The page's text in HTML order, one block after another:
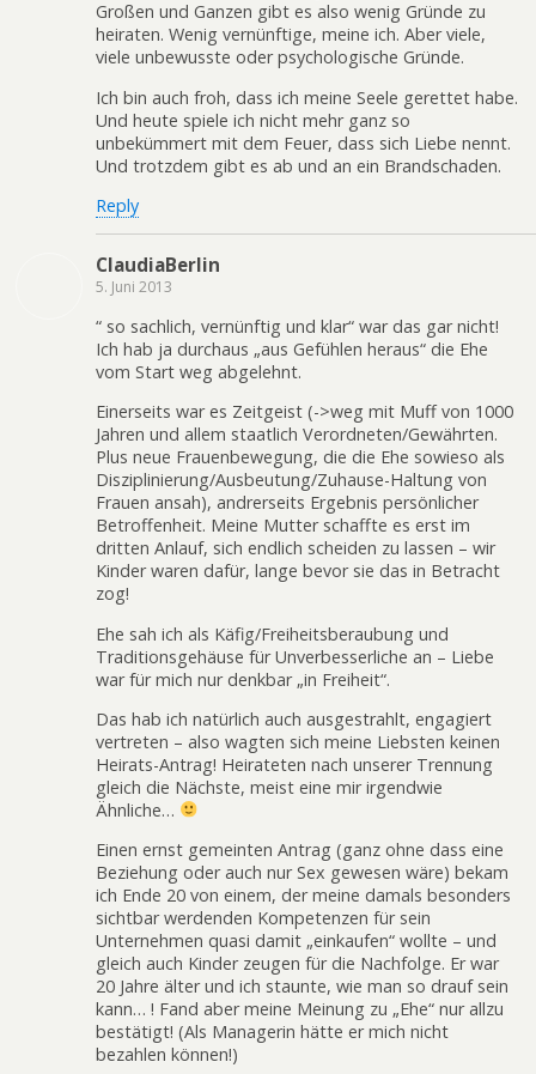
Großen und Ganzen gibt es also wenig Gründe zu
heiraten. Wenig vernünftige, meine ich. Aber viele,
viele unbewusste oder psychologische Gründe.
Ich bin auch froh, dass ich meine Seele gerettet habe.
Und heute spiele ich nicht mehr ganz so
unbekümmert mit dem Feuer, dass sich Liebe nennt.
Und trotzdem gibt es ab und an ein Brandschaden.
Reply
ClaudiaBerlin
5. Juni 2013
“ so sachlich, vernünftig und klar“ war das gar nicht!
Ich hab ja durchaus „aus Gefühlen heraus“ die Ehe
vom Start weg abgelehnt.
Einerseits war es Zeitgeist (->weg mit Muff von 1000
Jahren und allem staatlich Verordneten/Gewährten.
Plus neue Frauenbewegung, die die Ehe sowieso als
Disziplinierung/Ausbeutung/Zuhause-Haltung von
Frauen ansah), andrerseits Ergebnis persönlicher
Betroffenheit. Meine Mutter schaffte es erst im
dritten Anlauf, sich endlich scheiden zu lassen – wir
Kinder waren dafür, lange bevor sie das in Betracht
zog!
Ehe sah ich als Käfig/Freiheitsberaubung und
Traditionsgehäuse für Unverbesserliche an – Liebe
war für mich nur denkbar „in Freiheit“.
Das hab ich natürlich auch ausgestrahlt, engagiert
vertreten – also wagten sich meine Liebsten keinen
Heirats-Antrag! Heirateten nach unserer Trennung
gleich die Nächste, meist eine mir irgendwie
Ähnliche…
Einen ernst gemeinten Antrag (ganz ohne dass eine
Beziehung oder auch nur Sex gewesen wäre) bekam
ich Ende 20 von einem, der meine damals besonders
sichtbar werdenden Kompetenzen für sein
Unternehmen quasi damit „einkaufen“ wollte – und
gleich auch Kinder zeugen für die Nachfolge. Er war
20 Jahre älter und ich staunte, wie man so drauf sein
kann… ! Fand aber meine Meinung zu „Ehe“ nur allzu
bestätigt! (Als Managerin hätte er mich nicht
bezahlen können!)